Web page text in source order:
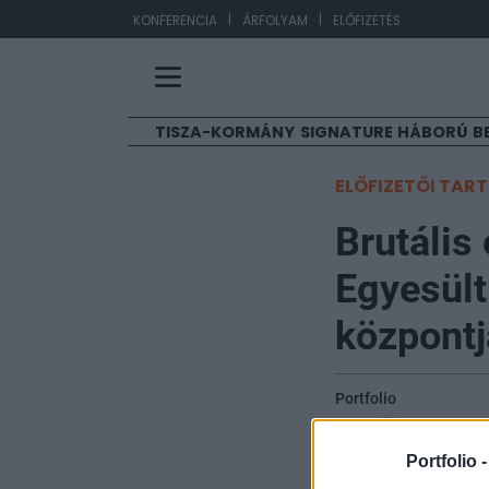
Portfolio -
KONFERENCIA | ÁRFOLYAM | ELŐFIZETÉS
TISZA-KORMÁNY SIGNATURE HÁBORÚ
ELŐFIZETŐI
Brutális
Portfolio
2026. június 02. 14:56